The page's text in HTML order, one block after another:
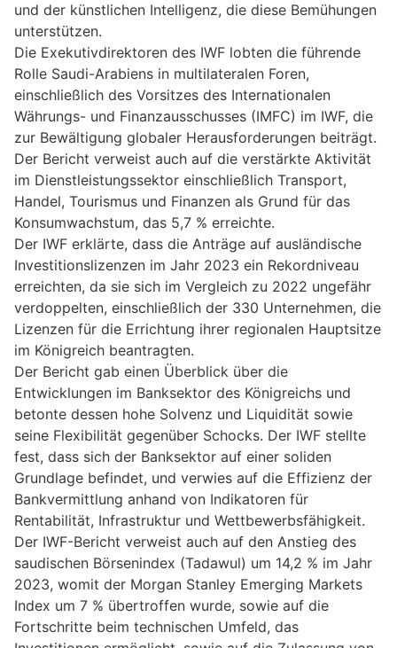
und der künstlichen Intelligenz, die diese Bemühungen
unterstützen.
Die Exekutivdirektoren des IWF lobten die führende
Rolle Saudi-Arabiens in multilateralen Foren,
einschließlich des Vorsitzes des Internationalen
Währungs- und Finanzausschusses (IMFC) im IWF, die
zur Bewältigung globaler Herausforderungen beiträgt.
Der Bericht verweist auch auf die verstärkte Aktivität
im Dienstleistungssektor einschließlich Transport,
Handel, Tourismus und Finanzen als Grund für das
Konsumwachstum, das 5,7 % erreichte.
Der IWF erklärte, dass die Anträge auf ausländische
Investitionslizenzen im Jahr 2023 ein Rekordniveau
erreichten, da sie sich im Vergleich zu 2022 ungefähr
verdoppelten, einschließlich der 330 Unternehmen, die
Lizenzen für die Errichtung ihrer regionalen Hauptsitze
im Königreich beantragten.
Der Bericht gab einen Überblick über die
Entwicklungen im Banksektor des Königreichs und
betonte dessen hohe Solvenz und Liquidität sowie
seine Flexibilität gegenüber Schocks. Der IWF stellte
fest, dass sich der Banksektor auf einer soliden
Grundlage befindet, und verwies auf die Effizienz der
Bankvermittlung anhand von Indikatoren für
Rentabilität, Infrastruktur und Wettbewerbsfähigkeit.
Der IWF-Bericht verweist auch auf den Anstieg des
saudischen Börsenindex (Tadawul) um 14,2 % im Jahr
2023, womit der Morgan Stanley Emerging Markets
Index um 7 % übertroffen wurde, sowie auf die
Fortschritte beim technischen Umfeld, das